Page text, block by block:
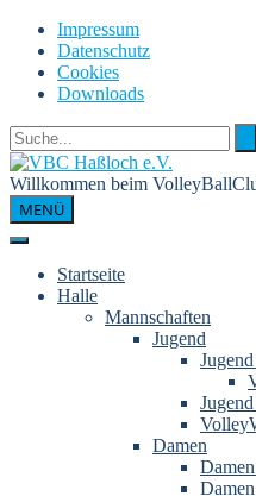
Skip
content
Impressum
Datenschutz
Cookies
Downloads
Willkommen beim
MENÜ
Startseite
Halle
Mannschaften
Jugend
Damen
Damen